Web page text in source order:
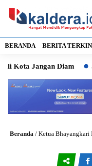
BERANDA BERITA
Kota Jangan Diam
Beranda / Ketua Bhayangkari